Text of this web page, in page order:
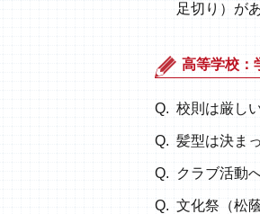
足切り）が
高等学校：
校則は厳し
髪型は決ま
クラブ活動
文化祭（松